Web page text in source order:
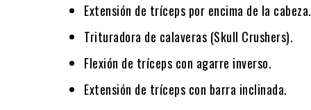
Extensión de tríceps por encima de la cabeza.
Trituradora de calaveras (Skull Crushers).
Flexión de tríceps con agarre inverso.
Extensión de tríceps con barra inclinada.